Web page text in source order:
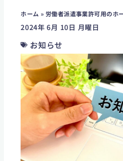
ホーム » 労働者派遣事業許可用のホ
2024年 6月 10日 月曜日
お知らせ